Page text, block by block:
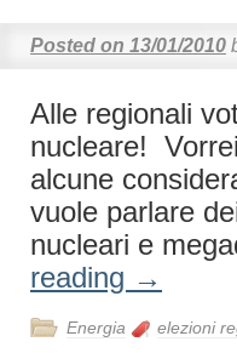
Posted on 13/01/2010
Alle regionali
nucleare!
alcune
vuole parlare
nucleari e
reading →
Energia elezioni